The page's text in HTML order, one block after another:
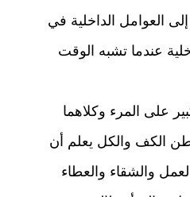
العوامل الداخلية في
عندما تشبه الوقت
على المرء وكلاهما
الكف والكل يعلم أن
والشقاء والعطاء